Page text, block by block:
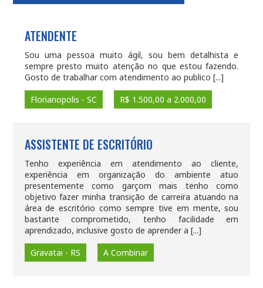
ATENDENTE
Sou uma pessoa muito ágil, sou bem detalhista e
sempre presto muito atenção no que estou fazendo.
Gosto de trabalhar com atendimento ao publico [...]
Florianopolis - SC
R$ 1.500,00 a 2.000,00
ASSISTENTE DE ESCRITÓRIO
Tenho experiência em atendimento ao cliente,
experiência em organização do ambiente atuo
presentemente como garçom mais tenho como
objetivo fazer minha transição de carreira atuando na
área de escritório como sempre tive em mente, sou
bastante comprometido, tenho facilidade em
aprendizado, inclusive gosto de aprender a [...]
Gravatai - RS
A Combinar